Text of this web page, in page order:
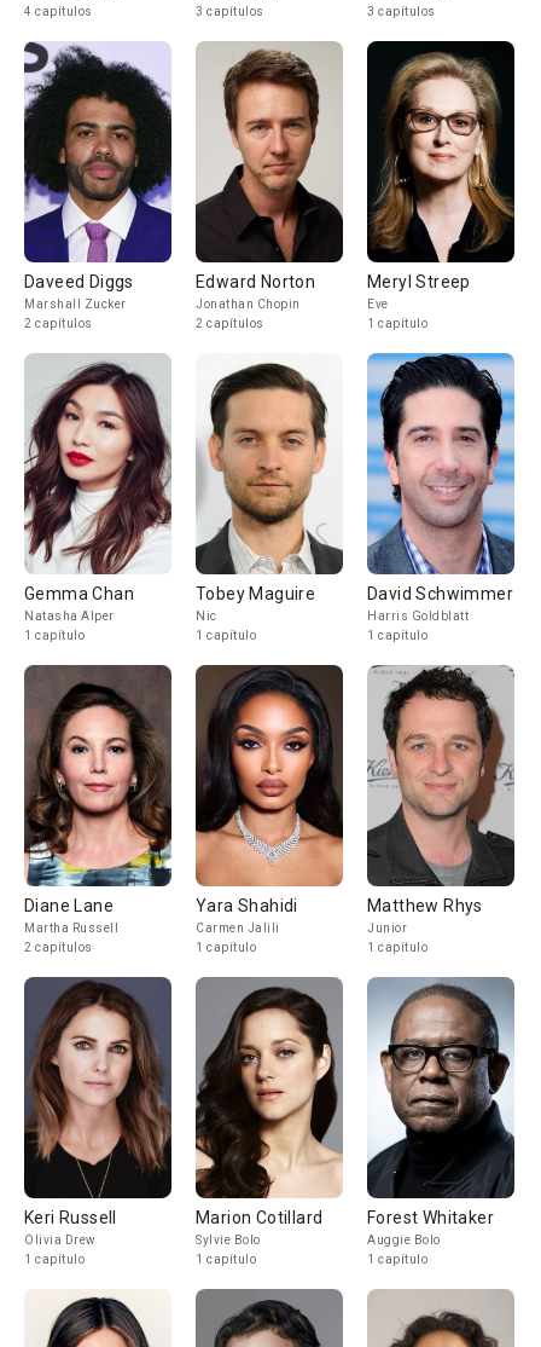
4 capítulos
3 capítulos
3 capítulos
Daveed Diggs
Marshall Zucker
2 capítulos
Edward Norton
Jonathan Chopin
2 capítulos
Meryl Streep
Eve
1 capítulo
Gemma Chan
Natasha Alper
1 capítulo
Tobey Maguire
Nic
1 capítulo
David Schwimmer
Harris Goldblatt
1 capítulo
Diane Lane
Martha Russell
2 capítulos
Yara Shahidi
Carmen Jalili
1 capítulo
Matthew Rhys
Junior
1 capítulo
Keri Russell
Olivia Drew
1 capítulo
Marion Cotillard
Sylvie Bolo
1 capítulo
Forest Whitaker
Auggie Bolo
1 capítulo